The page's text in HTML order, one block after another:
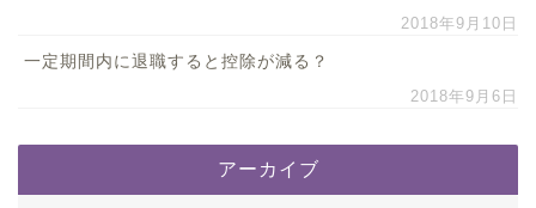
2018年9月10日
一定期間内に退職すると控除が減る？
2018年9月6日
アーカイブ